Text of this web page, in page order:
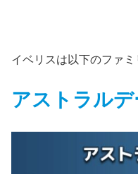
イベリスは以下のファミ
アストラル